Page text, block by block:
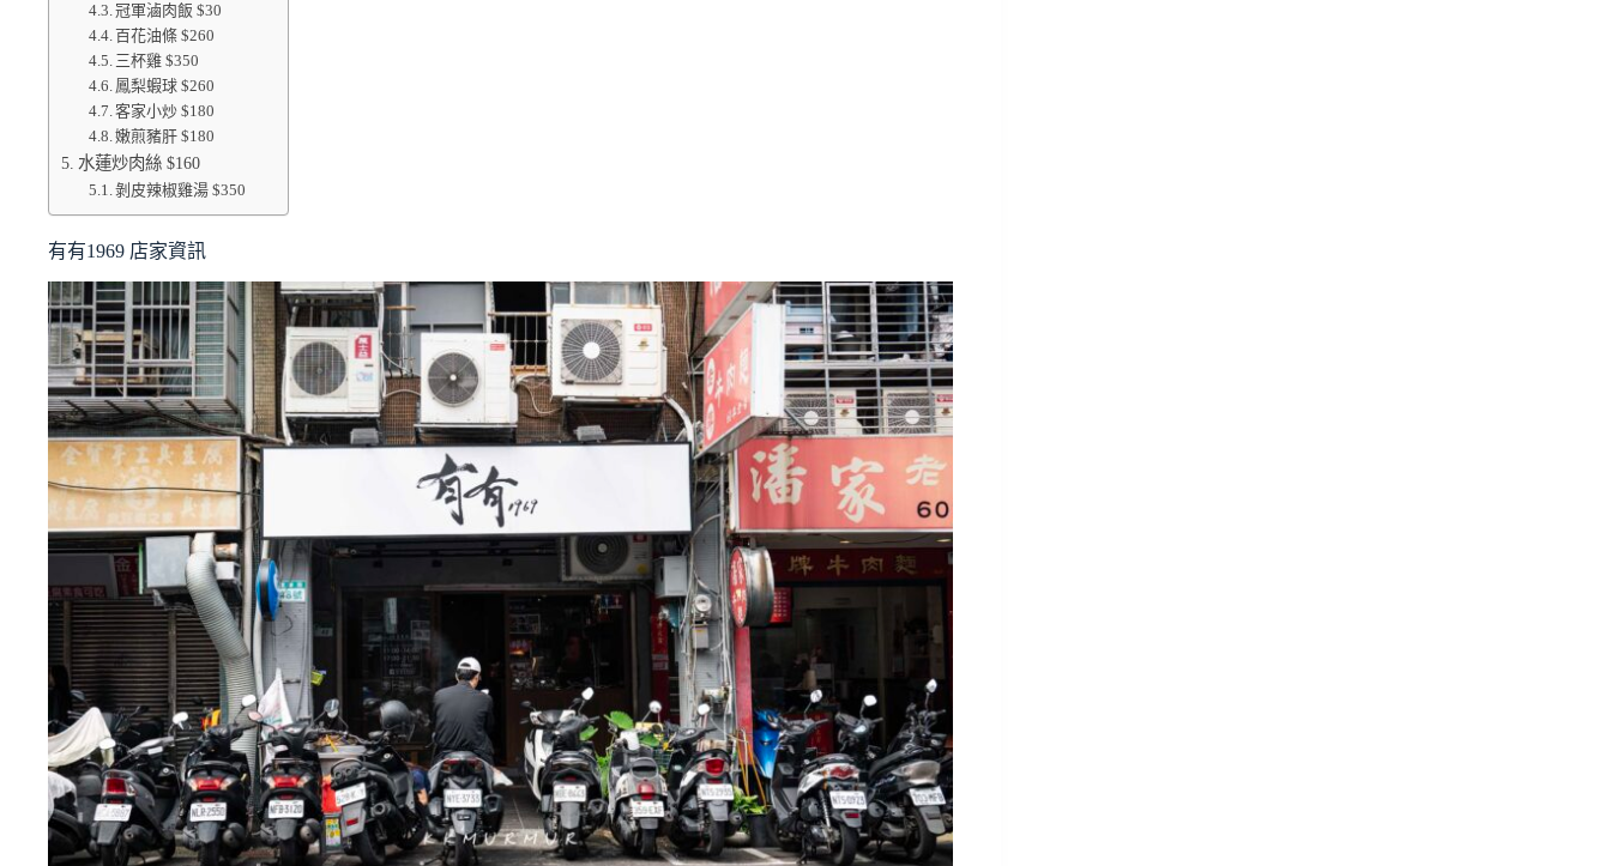
冠軍滷肉飯 $30
百花油條 $260
三杯雞 $350
鳳梨蝦球 $260
客家小炒 $180
嫩煎豬肝 $180
水蓮炒肉絲 $160
剝皮辣椒雞湯 $350
有有1969 店家資訊